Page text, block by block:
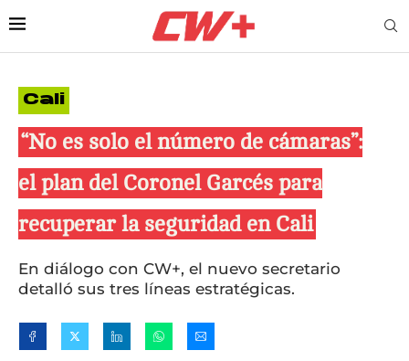
Cali
“No es solo el número de cámaras”:
el plan del Coronel Garcés para
recuperar la seguridad en Cali
En diálogo con CW+, el nuevo secretario
detalló sus tres líneas estratégicas.